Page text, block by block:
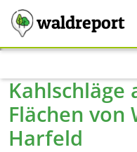
waldreport
Kahlschläge
Flächen von
Harfeld